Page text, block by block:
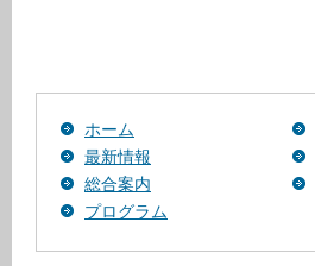
ホーム
最新情報
総合案内
プログラム